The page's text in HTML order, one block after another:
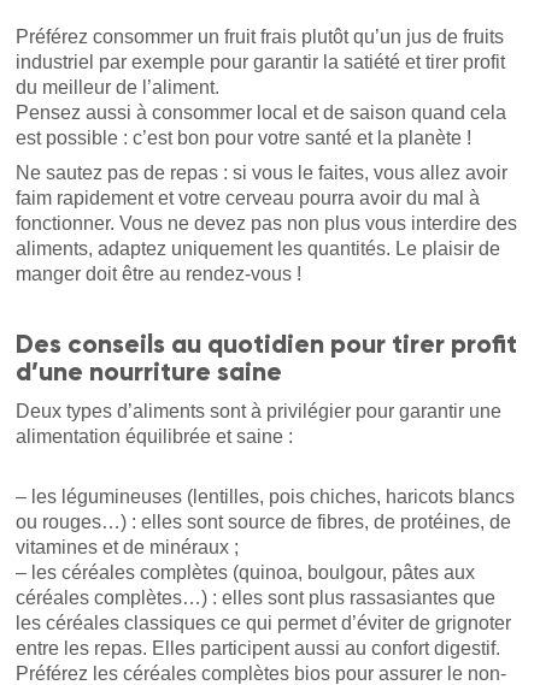
Préférez consommer un fruit frais plutôt qu’un jus de fruits
industriel par exemple pour garantir la satiété et tirer profit
du meilleur de l’aliment.
Pensez aussi à consommer local et de saison quand cela
est possible : c’est bon pour votre santé et la planète !
Ne sautez pas de repas : si vous le faites, vous allez avoir
faim rapidement et votre cerveau pourra avoir du mal à
fonctionner. Vous ne devez pas non plus vous interdire des
aliments, adaptez uniquement les quantités. Le plaisir de
manger doit être au rendez-vous !
Des conseils au quotidien pour tirer profit
d’une nourriture saine
Deux types d’aliments sont à privilégier pour garantir une
alimentation équilibrée et saine :
– les légumineuses (lentilles, pois chiches, haricots blancs
ou rouges…) : elles sont source de fibres, de protéines, de
vitamines et de minéraux ;
– les céréales complètes (quinoa, boulgour, pâtes aux
céréales complètes…) : elles sont plus rassasiantes que
les céréales classiques ce qui permet d’éviter de grignoter
entre les repas. Elles participent aussi au confort digestif.
Préférez les céréales complètes bios pour assurer le non-